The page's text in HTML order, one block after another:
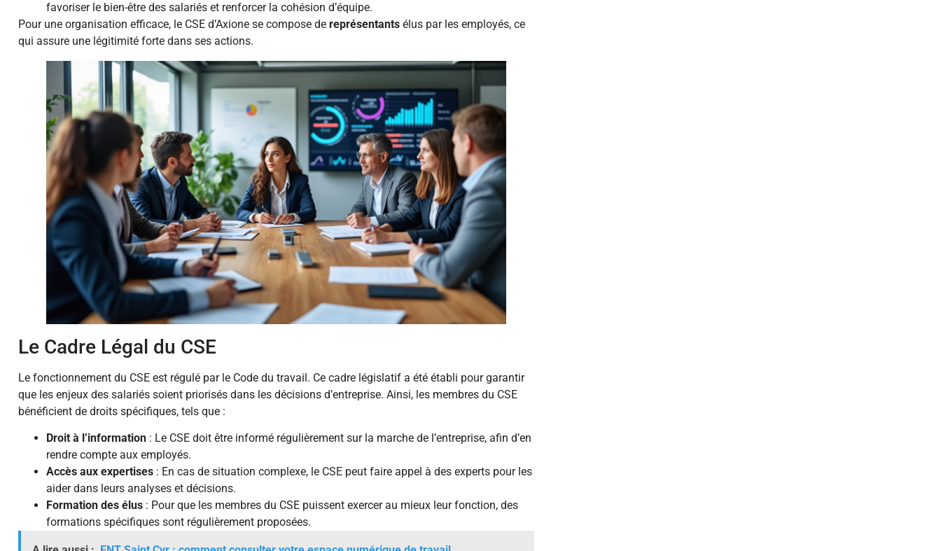
favoriser le bien-être des salariés et renforcer la cohésion d’équipe.
Pour une organisation efficace, le CSE d’Axione se compose de représentants élus par les employés, ce
qui assure une légitimité forte dans ses actions.
Le Cadre Légal du CSE
Le fonctionnement du CSE est régulé par le Code du travail. Ce cadre législatif a été établi pour garantir
que les enjeux des salariés soient priorisés dans les décisions d’entreprise. Ainsi, les membres du CSE
bénéficient de droits spécifiques, tels que :
Droit à l’information : Le CSE doit être informé régulièrement sur la marche de l’entreprise, afin d’en
rendre compte aux employés.
Accès aux expertises : En cas de situation complexe, le CSE peut faire appel à des experts pour les
aider dans leurs analyses et décisions.
Formation des élus : Pour que les membres du CSE puissent exercer au mieux leur fonction, des
formations spécifiques sont régulièrement proposées.